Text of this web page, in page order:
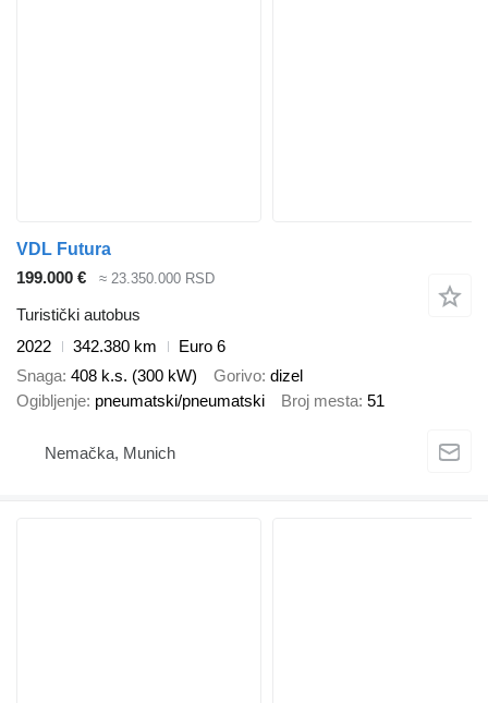
VDL Futura
199.000 €
≈ 23.350.000 RSD
Turistički autobus
2022
342.380 km
Euro 6
Snaga 408 k.s. (300 kW) Gorivo dizel
Ogibljenje pneumatski/pneumatski Broj mesta 51
Nemačka, Munich